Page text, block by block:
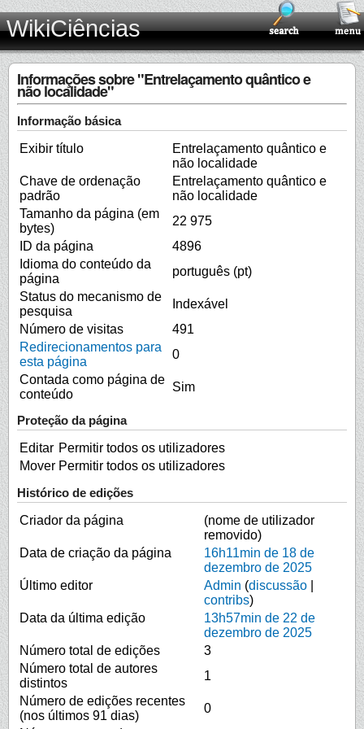
WikiCiências
Informações sobre "Entrelaçamento quântico e
não localidade"
Informação básica
Exibir título
Entrelaçamento quântico e
não localidade
Chave de ordenação
padrão
Entrelaçamento quântico e
não localidade
Tamanho da página (em
bytes)
22 975
ID da página
4896
Idioma do conteúdo da
página
português (pt)
Status do mecanismo de
pesquisa
Indexável
Número de visitas
491
Redirecionamentos para
esta página
0
Contada como página de
conteúdo
Sim
Proteção da página
Editar Permitir todos os utilizadores
Mover Permitir todos os utilizadores
Histórico de edições
Criador da página
(nome de utilizador
removido)
Data de criação da página
16h11min de 18 de
dezembro de 2025
Último editor
Admin (discussão
contribs)
Data da última edição
13h57min de 22 de
dezembro de 2025
Número total de edições
3
Número total de autores
distintos
1
Número de edições recentes
(nos últimos 91 dias)
0